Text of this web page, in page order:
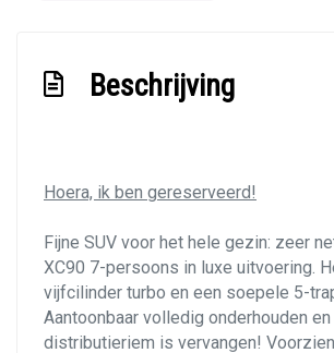
Lederen bekleding
Passagiersstoel in hoogte
Standkachel
Stuur leder
Beschrijving
Hoera, ik ben gereserveerd!
Fijne SUV voor het hele gezin: zeer
XC90 7-persoons in luxe uitvoering.
vijfcilinder turbo en een soepele 5-
Aantoonbaar volledig onderhouden en
distributieriem is vervangen!